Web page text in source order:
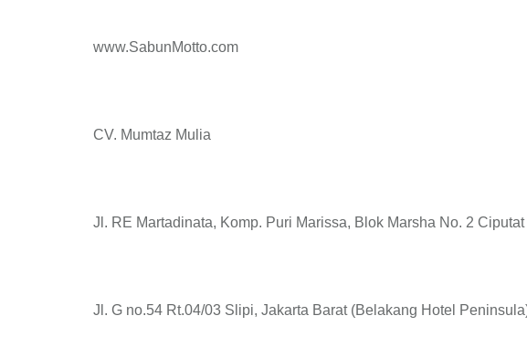
www.SabunMotto.com
CV. Mumtaz Mulia
Jl. RE Martadinata, Komp. Puri Marissa, Blok Marsha No. 2
Jl. G no.54 Rt.04/03 Slipi, Jakarta Barat (Belakang Hotel